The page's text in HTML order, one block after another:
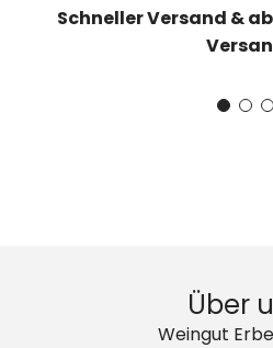
Schneller Versand &
Über
Weingut